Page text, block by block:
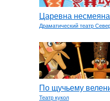
Царевна несмеяна
Драматический театр
По щучьему
Театр кукол